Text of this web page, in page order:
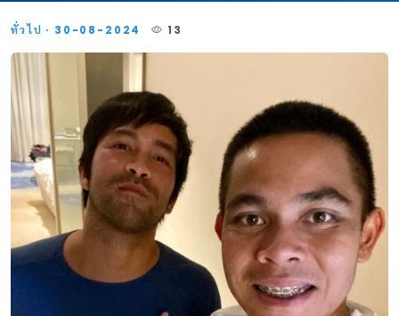
ทั่วไป · 30-08-2024 13